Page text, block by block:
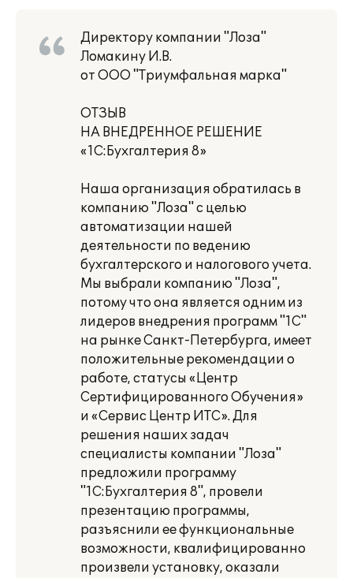
Директору компании "Лоза"
Ломакину И.В.
от ООО "Триумфальная марка"
ОТЗЫВ
НА ВНЕДРЕННОЕ РЕШЕНИЕ
«1С:Бухгалтерия 8»
Наша организация обратилась в
компанию "Лоза" с целью
автоматизации нашей
деятельности по ведению
бухгалтерского и налогового учета.
Мы выбрали компанию "Лоза",
потому что она является одним из
лидеров внедрения программ "1С"
на рынке Санкт-Петербурга, имеет
положительные рекомендации о
работе, статусы «Центр
Сертифицированного Обучения»
и «Сервис Центр ИТС». Для
решения наших задач
специалисты компании "Лоза"
предложили программу
"1С:Бухгалтерия 8", провели
презентацию программы,
разъяснили ее функциональные
возможности, квалифицированно
произвели установку, оказали